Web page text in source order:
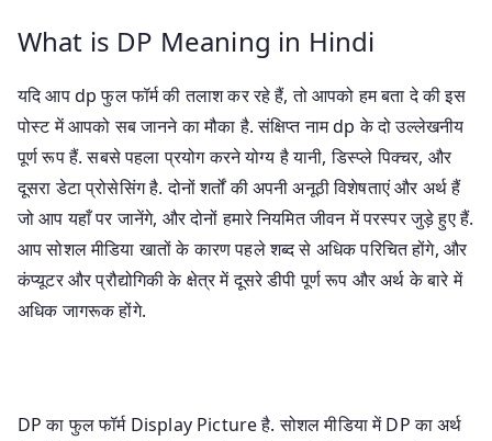
What is DP Meaning in Hindi
यदि आप dp फुल फॉर्म की तलाश कर रहे हैं, तो आपको हम बता दे की इस
पोस्ट में आपको सब जानने का मौका है. संक्षिप्त नाम dp के दो उल्लेखनीय
पूर्ण रूप हैं. सबसे पहला प्रयोग करने योग्य है यानी, डिस्प्ले पिक्चर, और
दूसरा डेटा प्रोसेसिंग है. दोनों शर्तों की अपनी अनूठी विशेषताएं और अर्थ हैं
जो आप यहाँ पर जानेंगे, और दोनों हमारे नियमित जीवन में परस्पर जुड़े हुए हैं.
आप सोशल मीडिया खातों के कारण पहले शब्द से अधिक परिचित होंगे, और
कंप्यूटर और प्रौद्योगिकी के क्षेत्र में दूसरे डीपी पूर्ण रूप और अर्थ के बारे में
अधिक जागरूक होंगे.
DP का फुल फॉर्म Display Picture है. सोशल मीडिया में DP का अर्थ